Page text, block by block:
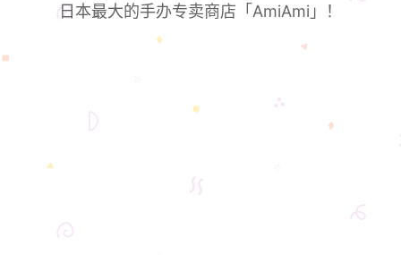
日本最大的手办专卖商店「AmiAmi」！